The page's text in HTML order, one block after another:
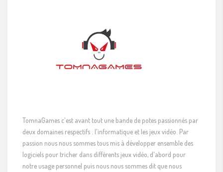
TomnaGames c'est avant tout une bande de potes passionnés par
deux domaines respectifs : l'informatique et les jeux vidéo. Par
passion nous nous sommes tous mis à développer ensemble des
logiciels pour tricher dans différents jeux vidéo, d'abord pour
notre usage personnel puis nous nous sommes dit que nous